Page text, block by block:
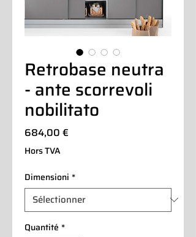
Retrobase neutra
- ante scorrevoli
nobilitato
684,00 €
Hors TVA
Dimensioni *
Quantité *